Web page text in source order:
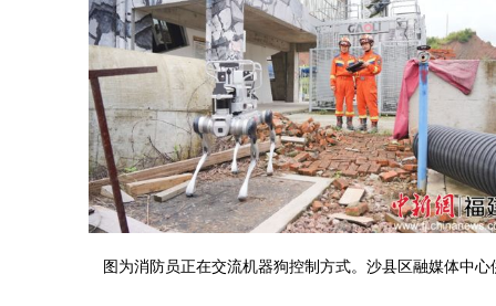
图为消防员正在交流机器狗控制方式。沙县区融媒体中心